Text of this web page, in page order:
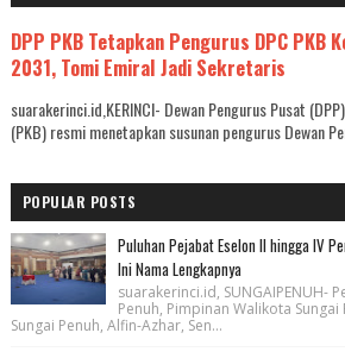
DPP PKB Tetapkan Pengurus DPC PKB
2031, Tomi Emiral Jadi Sekretaris
suarakerinci.id,KERINCI- Dewan Pengurus Pusat
(PKB) resmi menetapkan susunan pengurus Dewan
POPULAR POSTS
Puluhan Pejabat Eselon II hingga IV
Ini Nama Lengkapnya
suarakerinci.id, SUNGAIPENUH-
Penuh, Pimpinan Walikota
Sungai Penuh, Alfin-Azhar, Sen...